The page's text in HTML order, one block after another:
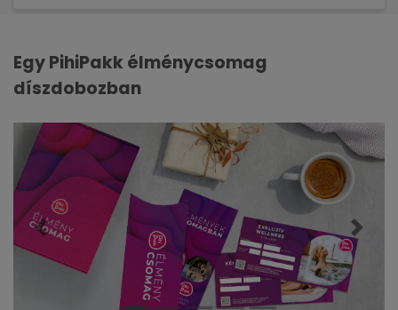
Egy PihiPakk élménycsomag
díszdobozban
Előző